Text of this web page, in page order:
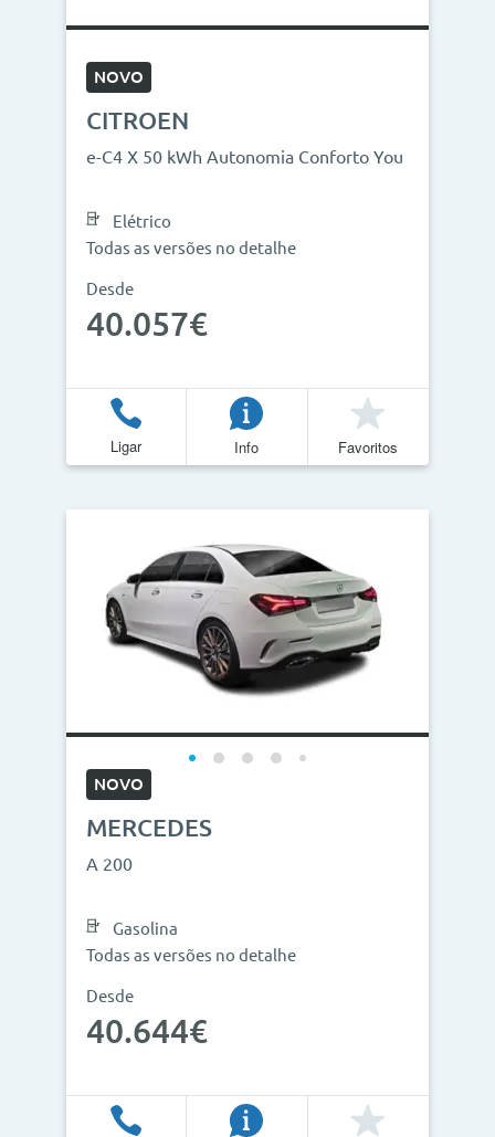
NOVO
CITROEN
e-C4 X 50 kWh Autonomia Conforto You
Elétrico
Todas as versões no detalhe
Desde
40.057€
Ligar Info Favoritos
NOVO
MERCEDES
A 200
Gasolina
Todas as versões no detalhe
Desde
40.644€